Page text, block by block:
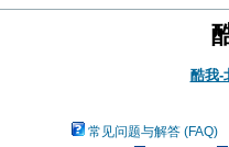
酷我-
常见问题与解答 (FAQ)